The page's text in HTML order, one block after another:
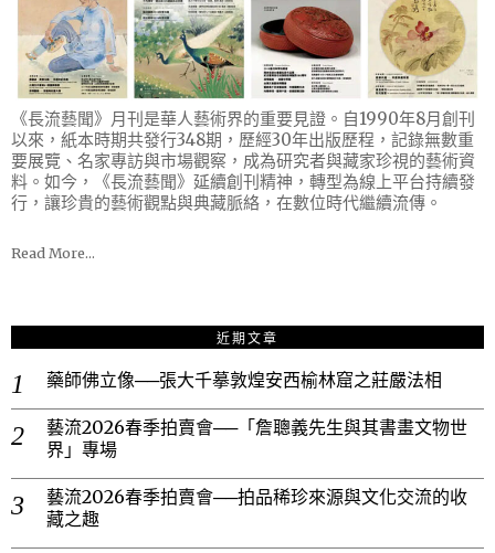
《長流藝聞》月刊是華人藝術界的重要見證。自1990年8月創刊
以來，紙本時期共發行348期，歷經30年出版歷程，記錄無數重
要展覽、名家專訪與市場觀察，成為研究者與藏家珍視的藝術資
料。如今，《長流藝聞》延續創刊精神，轉型為線上平台持續發
行，讓珍貴的藝術觀點與典藏脈絡，在數位時代繼續流傳。
Read More…
近期文章
藥師佛立像──張大千摹敦煌安西榆林窟之莊嚴法相
藝流2026春季拍賣會──「詹聰義先生與其書畫文物世
界」專場
藝流2026春季拍賣會──拍品稀珍來源與文化交流的收
藏之趣